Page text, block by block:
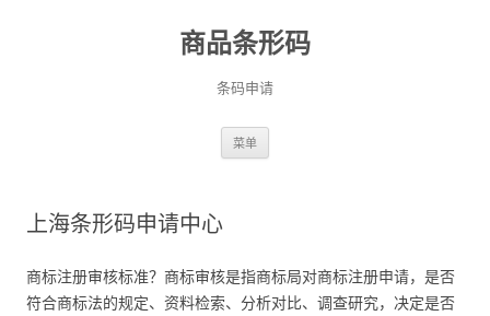
商品条形码
条码申请
菜单
上海条形码申请中心
商标注册审核标准？商标审核是指商标局对商标注册申请，是否
符合商标法的规定、资料检索、分析对比、调查研究，决定是否